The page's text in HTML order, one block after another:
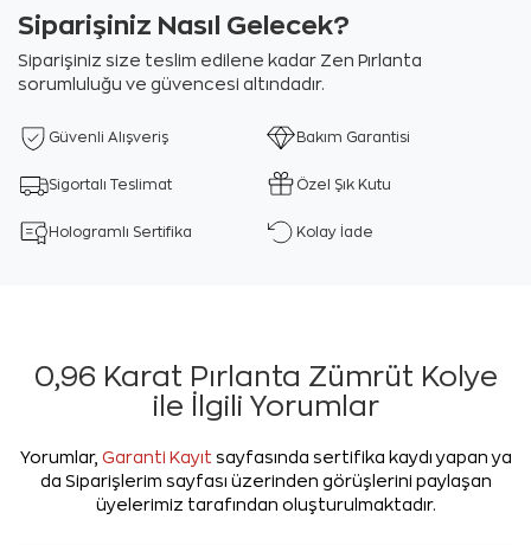
Siparişiniz Nasıl Gelecek?
Siparişiniz size teslim edilene kadar Zen Pırlanta
sorumluluğu ve güvencesi altındadır.
Güvenli Alışveriş Bakım Garantisi
Sigortalı Teslimat Özel Şık Kutu
Hologramlı Sertifika Kolay İade
0,96 Karat Pırlanta Zümrüt Kolye
ile İlgili Yorumlar
Yorumlar, Garanti Kayıt sayfasında sertifika kaydı yapan ya
da Siparişlerim sayfası üzerinden görüşlerini paylaşan
üyelerimiz tarafından oluşturulmaktadır.